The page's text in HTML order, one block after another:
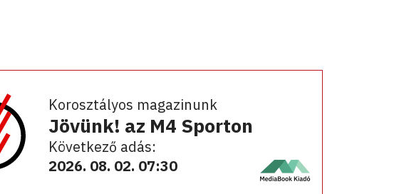
Korosztályos magazinunk
Jövünk! az M4 Sporton
Következő adás:
2026. 08. 02. 07:30